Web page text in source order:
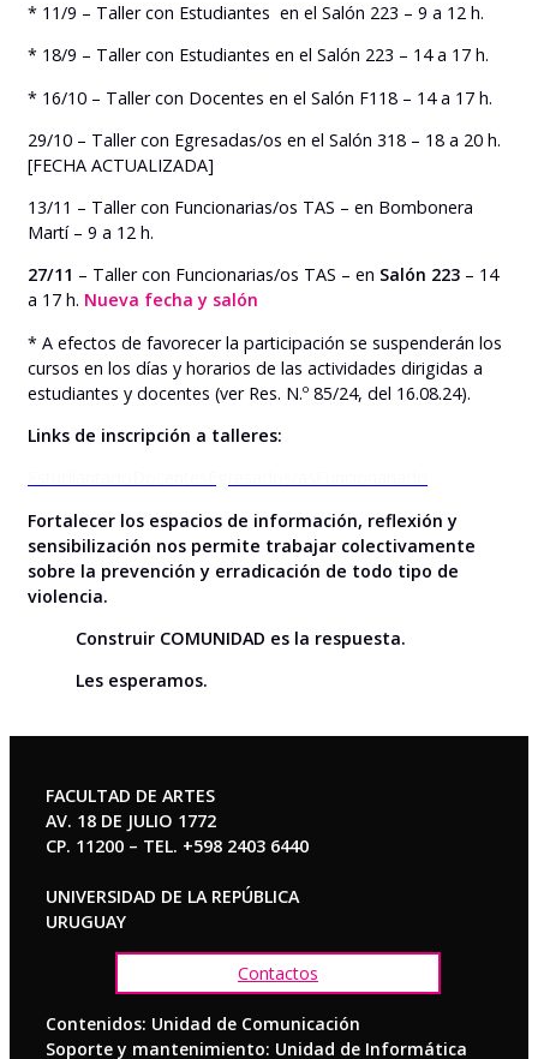
* 11/9 – Taller con Estudiantes en el Salón 223 – 9 a 12 h.
* 18/9 – Taller con Estudiantes en el Salón 223 – 14 a 17 h.
* 16/10 – Taller con Docentes en el Salón F118 – 14 a 17 h.
29/10 – Taller con Egresadas/os en el Salón 318 – 18 a 20 h.
[FECHA ACTUALIZADA]
13/11 – Taller con Funcionarias/os TAS – en Bombonera
Martí – 9 a 12 h.
27/11 – Taller con Funcionarias/os TAS – en Salón 223 – 14
a 17 h. Nueva fecha y salón
* A efectos de favorecer la participación se suspenderán los
cursos en los días y horarios de las actividades dirigidas a
estudiantes y docentes (ver Res. N.º 85/24, del 16.08.24).
Links de inscripción a talleres:
Fortalecer los espacios de información, reflexión y
sensibilización nos permite trabajar colectivamente
sobre la prevención y erradicación de todo tipo de
violencia.
Construir COMUNIDAD es la respuesta.
Les esperamos.
FACULTAD DE ARTES
AV. 18 DE JULIO 1772
CP. 11200 – TEL. +598 2403 6440
UNIVERSIDAD DE LA REPÚBLICA
URUGUAY
Contactos
Contenidos: Unidad de Comunicación
Soporte y mantenimiento: Unidad de Informática